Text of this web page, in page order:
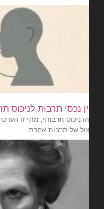
נכסי תרבות לניכוס
ניכוס תרבותי, מתי זו הערכה
של תרבות אחרת